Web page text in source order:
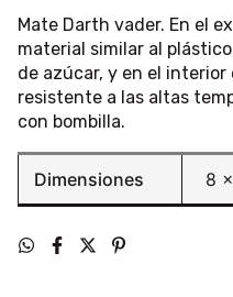
Mate Darth vader. En el
material similar al
de azúcar, y en el
resistente a las altas
con bombilla.
Dimensiones 8